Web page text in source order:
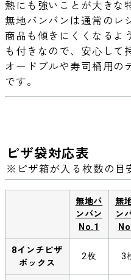
熱にも強いことが大きな
無地バンバンは通常のレ
商品も傾きにくくなるよ
も付きなので、安心して
オードブルや寿司桶用の
です。
ピザ袋対応表
※ピザ箱が入る枚数の目
無地バ
ンバン
No.1
無
ン
8インチピザ
ボックス
2枚 3